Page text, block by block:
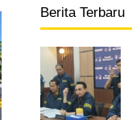
Berita Terbaru